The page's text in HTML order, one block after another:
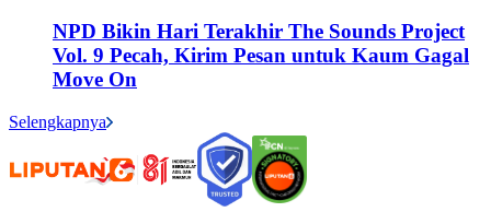
NPD Bikin Hari Terakhir The Sounds Project
Vol. 9 Pecah, Kirim Pesan untuk Kaum Gagal
Move On
Selengkapnya